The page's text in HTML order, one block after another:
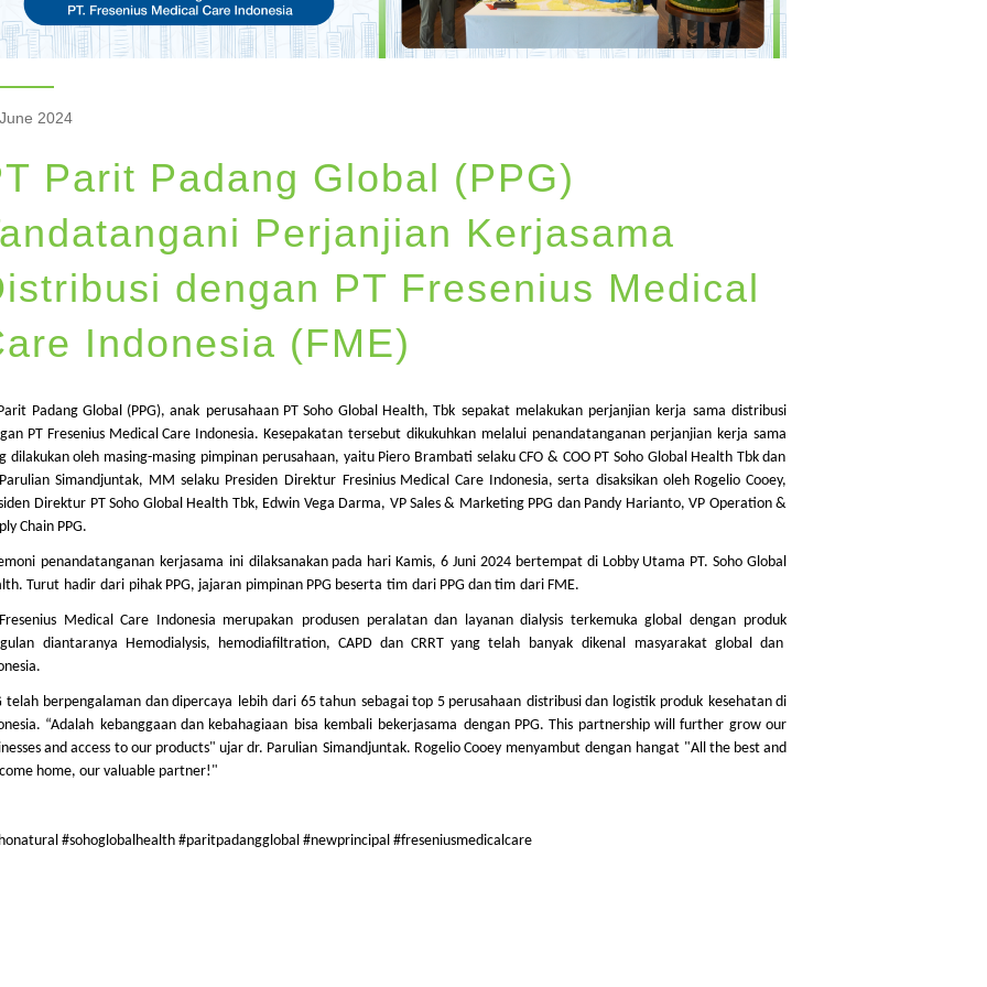
2024
Parit Padang Global (PPG)
Perjanjian Kerjasama
dengan PT Fresenius Medical
Indonesia (FME)
Padang Global (PPG),anak perusahaanPT Soho Global Health,Tbk sepakat melakukan perjanjian kerja sama distribusi
PT Fresenius Medical Care Indonesia.Kesepakatan tersebut dikukuhkan melalui penandatanganan perjanjian kerja sama
dilakukanoleh masing-masing pimpinan perusahaan, yaituPiero Brambati selakuCFO & COO PT Soho Global Health Tbkdan
Simandjuntak, MM selaku Presiden Direktur FresiniusMedical Care Indonesia,serta disaksikan oleh RogelioCooey,
Direktur PT Soho Global Health Tbk, Edwin Vega Darma, VP Sales & Marketing PPG dan Pandy Harianto, VP Operation &
Chain PPG.
penandatanganan kerjasama ini dilaksanakanpada hari Kamis, 6 Juni2024 bertempatdi Lobby Utama PT. Soho Global
Turut hadir dari pihak PPG, jajaran pimpinan PPG beserta tim dari PPG dan tim dari FME.
Medical Care Indonesia merupakan produsen peralatan dan layanandialysis terkemuka global dengan produk
diantaranya Hemodialysis, hemodiafiltration, CAPD dan CRRT yangtelah banyak dikenal masyarakat global dan
telah berpengalaman dan dipercaya lebih dari 65 tahun sebagaitop 5 perusahaan distribusidan logistik produk kesehatandi
“Adalah kebanggaandankebahagiaan bisa kembali bekerjasama denganPPG. This partnership will further grow our
and access to our products" ujar dr. Parulian Simandjuntak. Rogelio Cooey menyambut dengan hangat "All the best and
home, our valuable partner!"
#sohoglobalhealth #paritpadangglobal #newprincipal #freseniusmedicalcare